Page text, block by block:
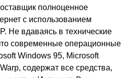
полноценное
с использованием
Не вдаваясь в технические
современные операционные
Windows 95, Microsoft
содержат все средства,